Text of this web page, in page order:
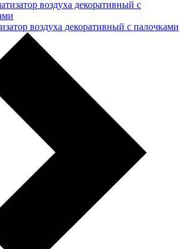
воздуха декоративный с палочками